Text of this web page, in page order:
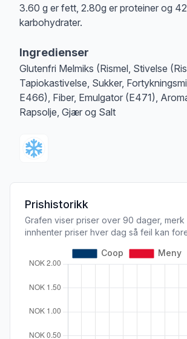
3.60 g er fett, 2.80g er proteiner og
karbohydrater.
Ingredienser
Glutenfri Melmiks (Rismel, Stivelse
Tapiokastivelse, Sukker,
E466), Fiber, Emulgator (E471),
Rapsolje, Gjær og Salt
Prishistorikk
Grafen viser priser over 90 dager, merk
innhenter priser hver dag så feil kan